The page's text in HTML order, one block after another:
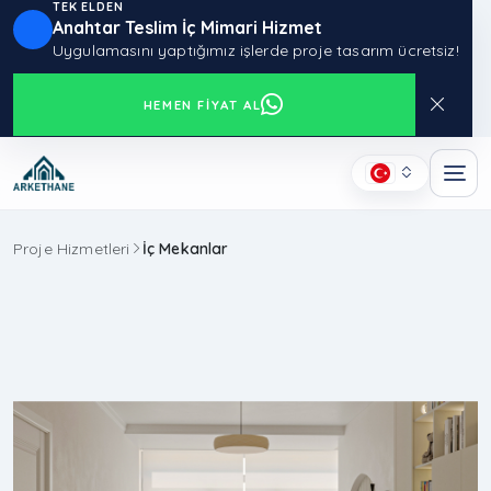
TEK ELDEN
Anahtar Teslim İç Mimari Hizmet
Uygulamasını yaptığımız işlerde proje tasarım ücretsiz!
HEMEN FIYAT AL
Proje Hizmetleri İç Mekanlar